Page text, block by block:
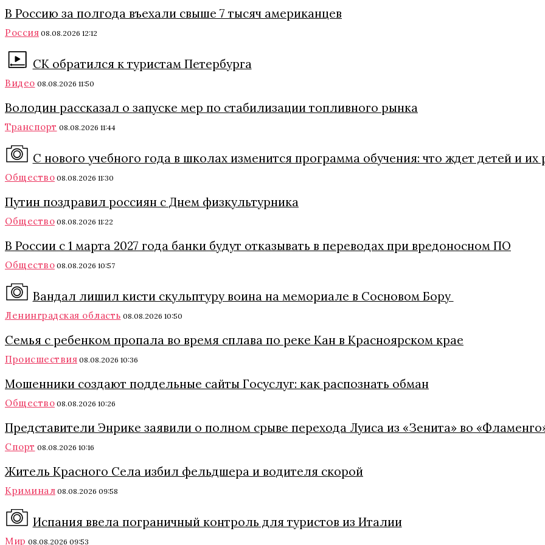
В Россию за полгода въехали свыше 7 тысяч американцев
Россия 08.08.2026 12:12
СК обратился к туристам Петербурга
Видео 08.08.2026 11:50
Володин рассказал о запуске мер по стабилизации топливного рынка
Транспорт 08.08.2026 11:44
С нового учебного года в школах изменится программа обучения: что ждет детей и их
Общество 08.08.2026 11:30
Путин поздравил россиян с Днем физкультурника
Общество 08.08.2026 11:22
В России с 1 марта 2027 года банки будут отказывать в переводах при вредоносном ПО
Общество 08.08.2026 10:57
Вандал лишил кисти скульптуру воина на мемориале в Сосновом Бору
Ленинградская область 08.08.2026 10:50
Семья с ребенком пропала во время сплава по реке Кан в Красноярском крае
Происшествия 08.08.2026 10:36
Мошенники создают поддельные сайты Госуслуг: как распознать обман
Общество 08.08.2026 10:26
Представители Энрике заявили о полном срыве перехода Луиса из «Зенита» во
Спорт 08.08.2026 10:16
Житель Красного Села избил фельдшера и водителя скорой
Криминал 08.08.2026 09:58
Испания ввела пограничный контроль для туристов из Италии
Мир 08.08.2026 09:53